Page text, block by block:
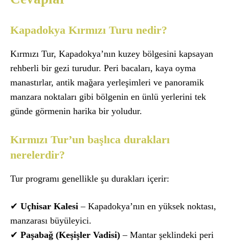
Kapadokya Kırmızı Turu nedir?
Kırmızı Tur, Kapadokya’nın kuzey bölgesini kapsayan
rehberli bir gezi turudur. Peri bacaları, kaya oyma
manastırlar, antik mağara yerleşimleri ve panoramik
manzara noktaları gibi bölgenin en ünlü yerlerini tek
günde görmenin harika bir yoludur.
Kırmızı Tur’un başlıca durakları
nerelerdir?
Tur programı genellikle şu durakları içerir:
✔ Uçhisar Kalesi – Kapadokya’nın en yüksek noktası,
manzarası büyüleyici.
✔ Paşabağ (Keşişler Vadisi) – Mantar şeklindeki peri